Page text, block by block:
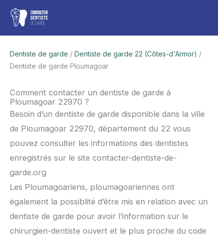
Aller
contenu
Dentiste de garde / Dentiste de garde 22 (Côtes-d'Armor) /
Dentiste de garde Ploumagoar
Comment contacter un dentiste de garde à
Ploumagoar 22970 ?
Besoin d’un dentiste de garde disponible dans la ville
de Ploumagoar 22970, département du 22 vous
pouvez consulter les informations des dentistes
enregistrés sur le site contacter-dentiste-de-
garde.org
Les Ploumagoariens, ploumagoariennes ont
également la possiblité d’être mis en relation avec un
dentiste de garde pour avoir l’information sur le
chirurgien-dentiste ouvert et le plus proche du code